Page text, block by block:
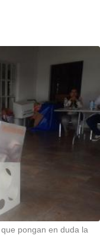
pongan en duda la